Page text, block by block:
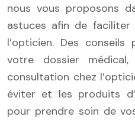
nous vous proposons
astuces afin de faciliter
l’opticien. Des
votre dossier
consultation chez
éviter et les produits
pour prendre soin de